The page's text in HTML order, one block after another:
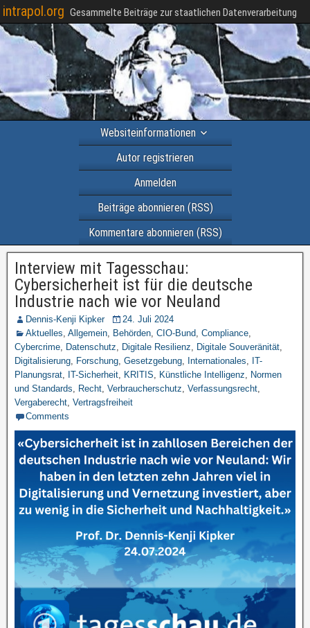
intrapol.org Gesammelte Beiträge zur staatlichen Datenverarbeitung
Websiteinformationen
Autor registrieren
Anmelden
Beiträge abonnieren (RSS)
Kommentare abonnieren (RSS)
Interview mit Tagesschau:
Cybersicherheit ist für die deutsche
Industrie nach wie vor Neuland
Dennis-Kenji Kipker
24. Juli 2024
Aktuelles, Allgemein, Behörden, CIO-Bund, Compliance,
Cybercrime, Datenschutz, Digitale Resilienz, Digitale Souveränität,
Digitalisierung, Forschung, Gesetzgebung, Internationales, IT-
Planungsrat, IT-Sicherheit, KRITIS, Künstliche Intelligenz, Normen
und Standards, Recht, Verbraucherschutz, Verfassungsrecht,
Vergaberecht, Vertragsfreiheit
Comments